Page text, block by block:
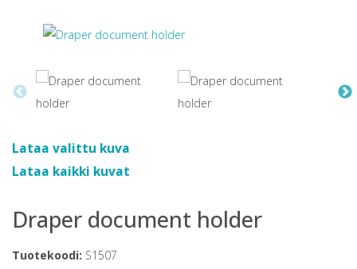
Lataa valittu kuva
Lataa kaikki kuvat
Draper document holder
Tuotekoodi: S1507